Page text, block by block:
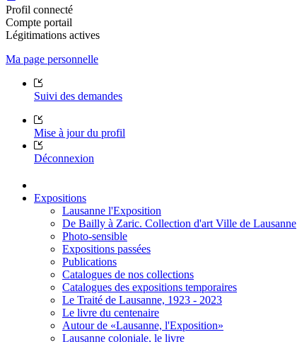
Profil connecté
Compte portail
Légitimations actives
Ma page personnelle
Suivi des demandes
Mise à jour du profil
Déconnexion
Expositions
Lausanne l'Exposition
De Bailly à Zaric. Collection d'art Ville de Lausanne
Photo-sensible
Expositions passées
Publications
Catalogues de nos collections
Catalogues des expositions temporaires
Le Traité de Lausanne, 1923 - 2023
Le livre du centenaire
Autour de «Lausanne, l'Exposition»
Lausanne coloniale, le livre